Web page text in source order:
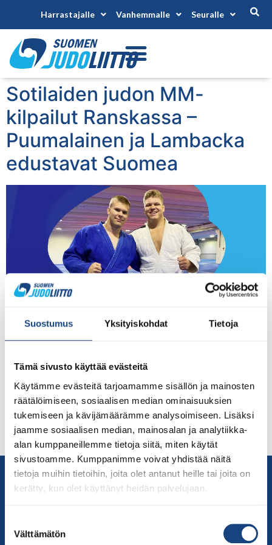
Suostumus Yksityiskohdat Tietoja
Tämä sivusto käyttää evästeitä
Käytämme evästeitä tarjoamamme sisällön ja mainosten
räätälöimiseen, sosiaalisen median ominaisuuksien
tukemiseen ja kävijämäärämme analysoimiseen. Lisäksi
jaamme sosiaalisen median, mainosalan ja analytiikka-
alan kumppaneillemme tietoja siitä, miten käytät
sivustoamme. Kumppanimme voivat yhdistää näitä
tietoja muihin tietoihin, joita olet antanut heille tai joita on
kerätty, kun olet käyttänyt heidän palvelujaan.
valinta
Välttämätön
Harrastajalle Vanhemmalle Seuralle
Sotilaiden judon MM-
kilpailut Ranskassa –
Puumalainen ja Lambacka
edustavat Suomea
järjestetään Ranskassa Pariisin lähellä, Bretigny sur
Orgen kaupungissa 28.10. – 4.11.2021. Kilpailuissa on
tulossa 25 maata ja 215 urheilijaa. Isoimmat joukkueet
on tulossa perinteisesti Venäjältä, Brasiliasta, Koreasta
ja Uzbekistanista. Suomi on kisojen ainoa Pohjoismaa.
Ottelukaaviot ja live-lähetykset löydät Kansainvälisen
Judoliiton sivuilta täältä. Molemmat miehet ottelevat
sunnuntaina […]
Yhteystiedot
Suomen Judoliitto